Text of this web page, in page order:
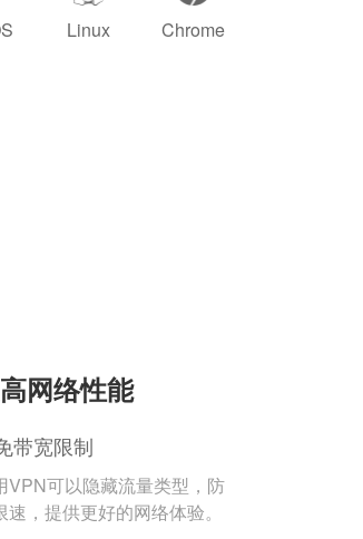
Linux Chrome
网络性能
带宽限制
VPN可以隐藏流量类型，防
速，提供更好的网络体验。